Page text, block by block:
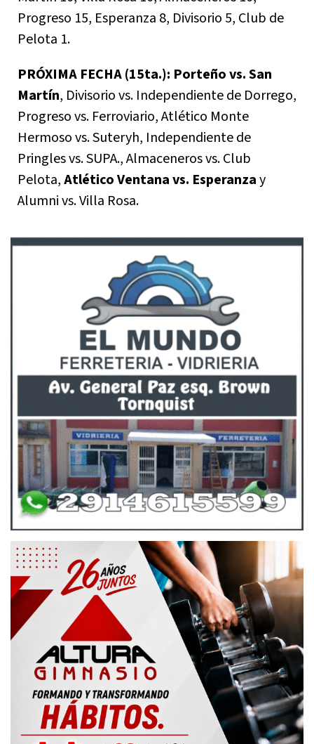
Progreso 15, Esperanza 8, Divisorio 5, Club de
Pelota 1.
PRÓXIMA FECHA (15ta.): Porteño vs. San
Martín, Divisorio vs. Independiente de Dorrego,
Progreso vs. Ferroviario, Atlético Monte
Hermoso vs. Suteryh, Independiente de
Pringles vs. SUPA., Almaceneros vs. Club
Pelota,Atlético Ventana vs. Esperanzay
Alumni vs. Villa Rosa.